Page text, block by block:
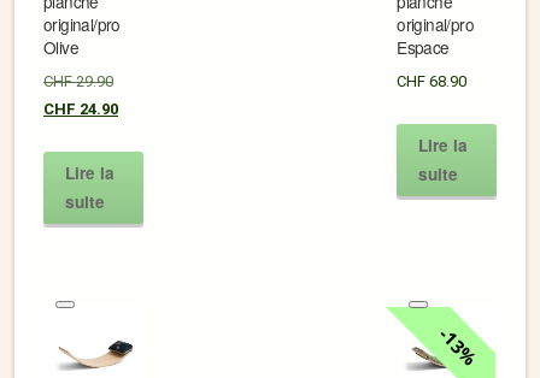
original/pro
Olive
CHF29.90
CHF 24.90
Lire la
suite
original/pro
Espace
CHF 68.90
Lire la
suite
13%